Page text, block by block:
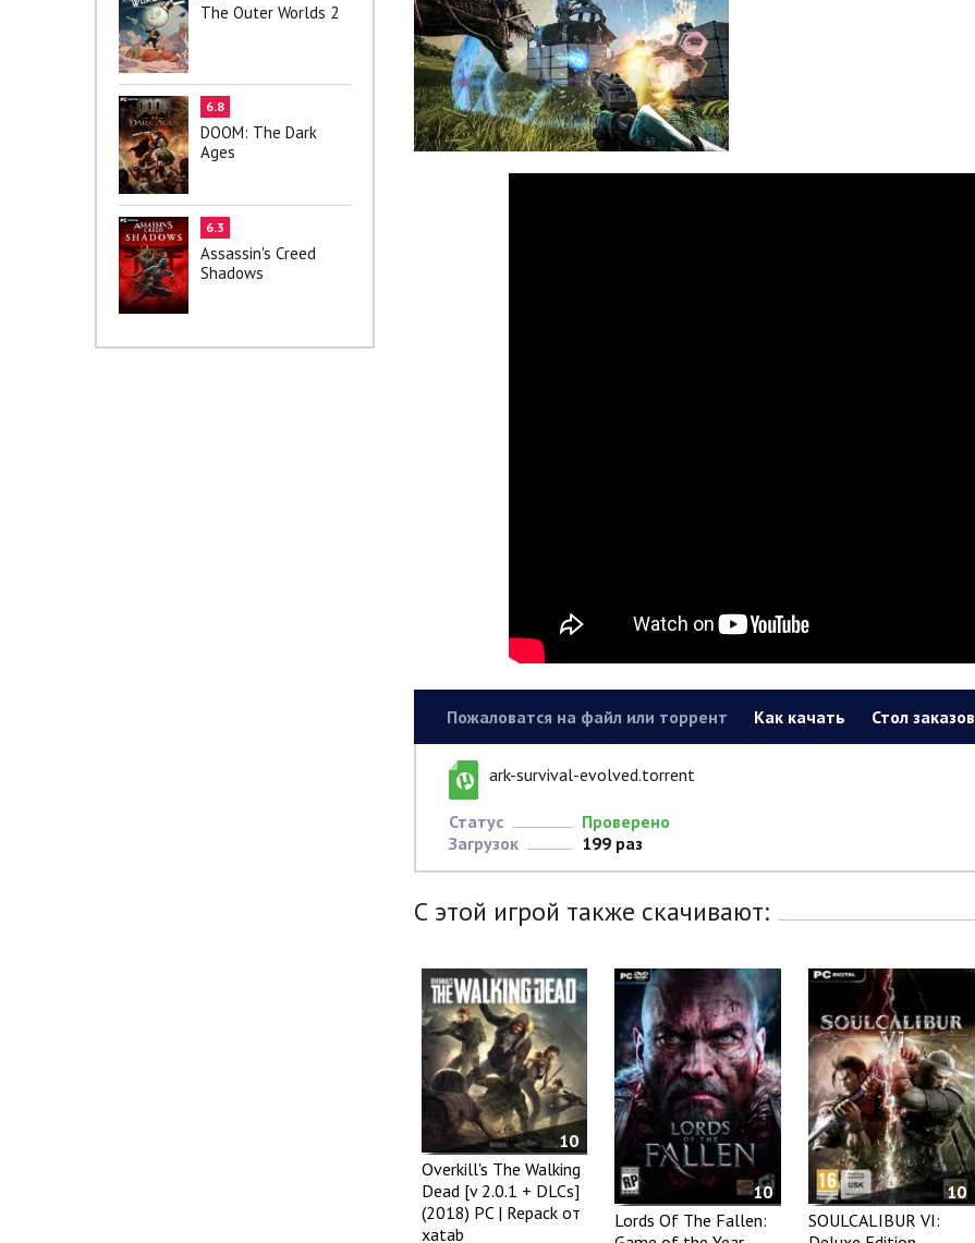
The Outer Worlds 2
6.8
DOOM: The Dark
Ages
6.3
Assassin's Creed
Shadows
Пожаловатся на файл или торрент Как качать Стол заказов
ark-survival-evolved.torrent
Статус
Проверено
Загрузок
199 раз
С этой игрой также скачивают:
10
Overkill's The Walking
Dead [v 2.0.1 + DLCs]
(2018) PC | Repack от
xatab
10
Lords Of The Fallen:
10
SOULCALIBUR VI: